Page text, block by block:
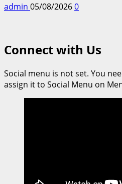
admin 05/08/20260
Connect with Us
Social menu is not set. You
assign it to Social Menu on